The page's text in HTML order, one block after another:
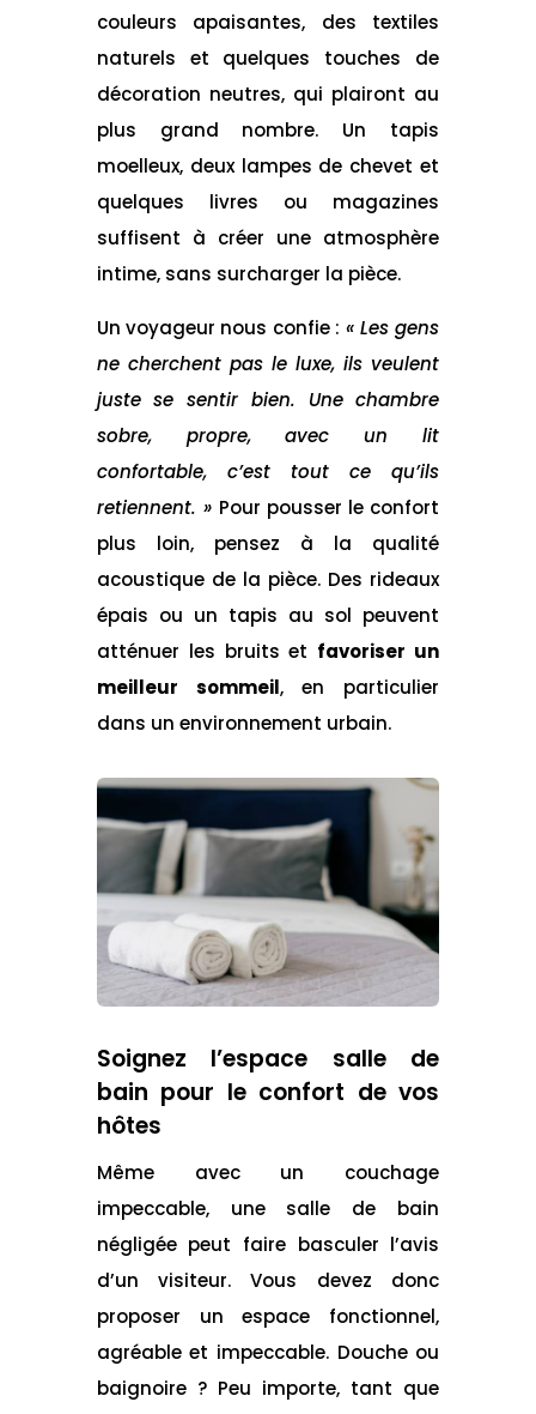
couleurs apaisantes, des textiles
naturels et quelques touches de
décoration neutres, qui plairont au
plus grand nombre. Un tapis
moelleux, deux lampes de chevet et
quelques livres ou magazines
suffisent à créer une atmosphère
intime, sans surcharger la pièce.
Un voyageur nous confie : « Les gens
ne cherchent pas le luxe, ils veulent
juste se sentir bien. Une chambre
sobre, propre, avec un lit
confortable, c’est tout ce qu’ils
retiennent. » Pour pousser le confort
plus loin, pensez à la qualité
acoustique de la pièce. Des rideaux
épais ou un tapis au sol peuvent
atténuer les bruits et favoriser un
meilleur sommeil, en particulier
dans un environnement urbain.
Soignez l’espace salle de
bain pour le confort de vos
hôtes
Même avec un couchage
impeccable, une salle de bain
négligée peut faire basculer l’avis
d’un visiteur. Vous devez donc
proposer un espace fonctionnel,
agréable et impeccable. Douche ou
baignoire ? Peu importe, tant que